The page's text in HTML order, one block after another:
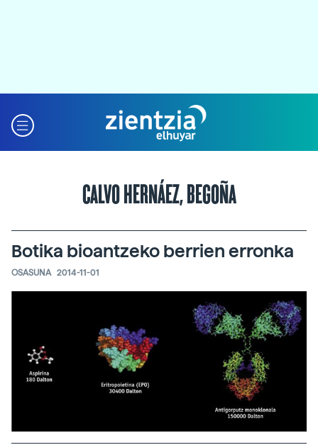
CALVO HERNÁEZ, BEGOÑA
Botika bioantzeko berrien erronka
OSASUNA 2014-11-01